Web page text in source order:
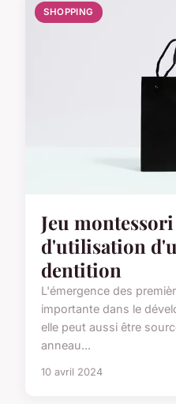
SHOPPING
Jeu
d'utilisation
dentition
L'émergence des
importante dans le
elle peut aussi être
anneau...
10 avril 2024